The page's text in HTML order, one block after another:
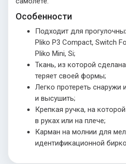
Особенности
Подходит для
Pliko P3 Compact, Switch
Pliko Mini, Si;
Ткань, из которой
теряет своей формы;
Легко протереть снаружи
и высушить;
Крепкая ручка, на
в руках или на плече;
Карман на молнии для
идентификационной